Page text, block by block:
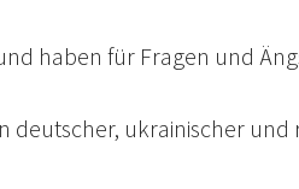
haben für Fragen und
ukrainischer und